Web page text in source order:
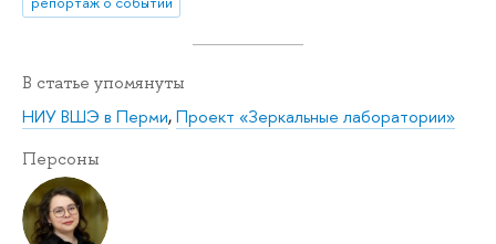
В статье упомянуты
НИУ ВШЭ в Перми,Проект «Зеркальные лаборатории»
Персоны